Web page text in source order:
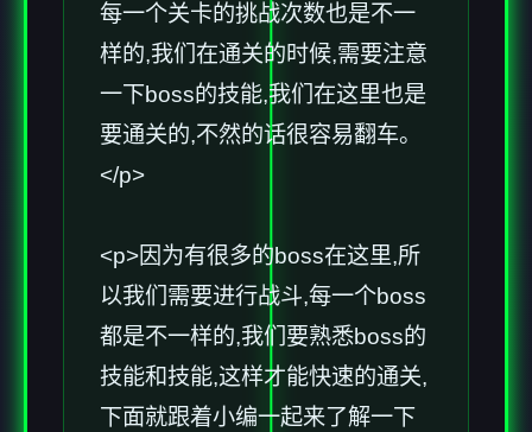
每一个关卡的挑战次数也是不一
样的,我们在通关的时候,需要注意
一下boss的技能,我们在这里也是
要通关的,不然的话很容易翻车。
</p>
<p>因为有很多的boss在这里,所
以我们需要进行战斗,每一个boss
都是不一样的,我们要熟悉boss的
技能和技能,这样才能快速的通关,
下面就跟着小编一起来了解一下